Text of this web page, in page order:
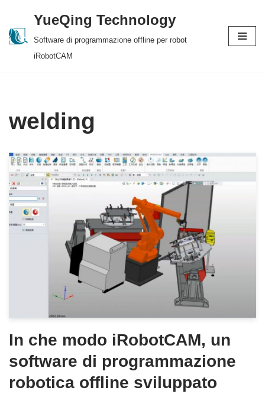
Skip
YueQing Technology
Software di programmazione offline per robot
iRobotCAM
welding
In che modo iRobotCAM, un
software di programmazione
robotica offline sviluppato